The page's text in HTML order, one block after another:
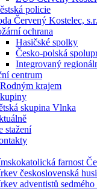
policie
Červený Kostelec,
ochrana
Hasičské spolky
Česko-polská
Integrovaný
centrum
krajem
skupina Vlnka
stažení
farnost
československá
adventistů sedmého